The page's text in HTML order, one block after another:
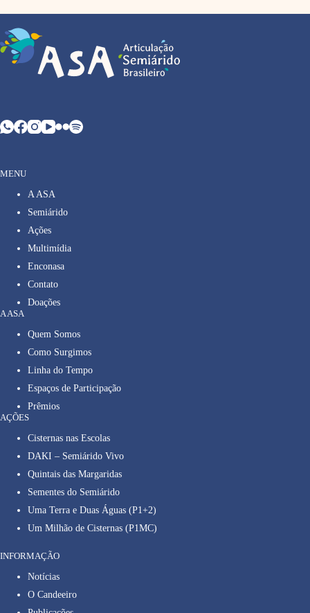
MENU
A ASA
Semiárido
Ações
Multimídia
Enconasa
Contato
Doações
A ASA
Quem Somos
Como Surgimos
Linha do Tempo
Espaços de Participação
Prêmios
AÇÕES
Cisternas nas Escolas
DAKI – Semiárido Vivo
Quintais das Margaridas
Sementes do Semiárido
Uma Terra e Duas Águas (P1+2)
Um Milhão de Cisternas (P1MC)
INFORMAÇÃO
Notícias
O Candeeiro